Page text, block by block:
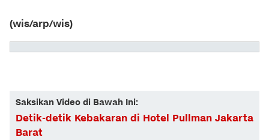
(wis/arp/wis)
Saksikan Video di Bawah Ini:
Detik-detik Kebakaran di Hotel Pullman Jakarta
Barat